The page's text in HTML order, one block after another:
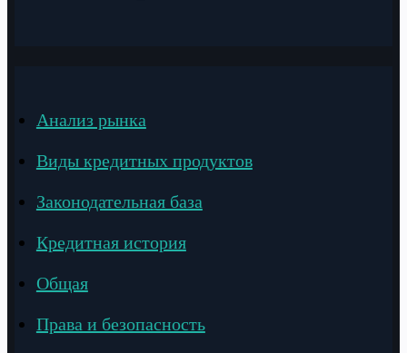
Анализ рынка
Виды кредитных продуктов
Законодательная база
Кредитная история
Общая
Права и безопасность